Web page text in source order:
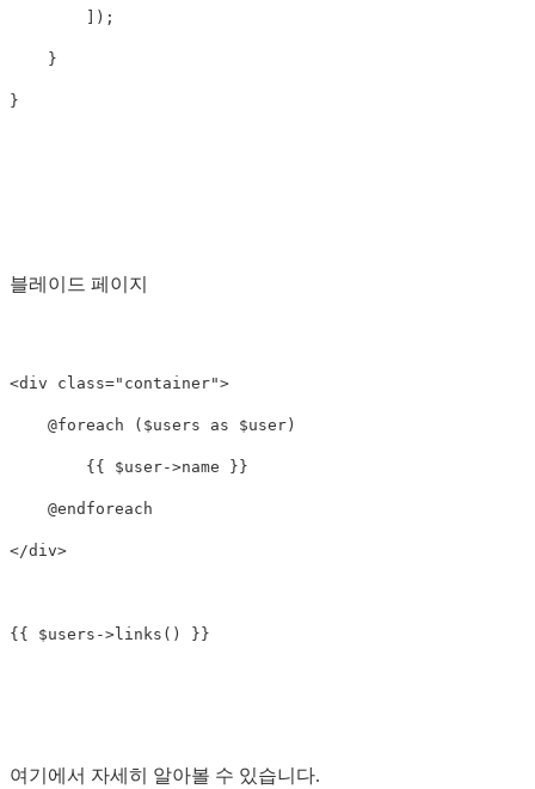
        ]);
    }
블레이드 페이지
<div class="container">
    @foreach ($users as $user)
        {{ $user->name }}
    @endforeach
</div>
여기에서 자세히 알아볼 수 있습니다.